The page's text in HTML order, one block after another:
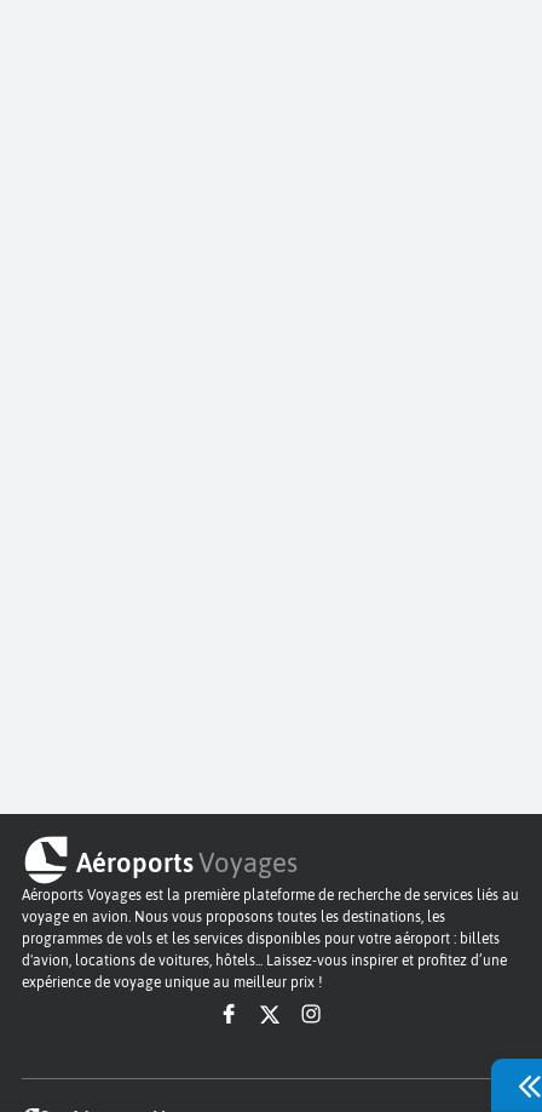
AéroportsVoyages
Aéroports Voyages est la première plateforme de recherche de services liés au
voyage en avion. Nous vous proposons toutes les destinations, les
programmes de vols et les services disponibles pour votre aéroport : billets
d'avion, locations de voitures, hôtels... Laissez-vous inspirer et profitez d’une
expérience de voyage unique au meilleur prix !